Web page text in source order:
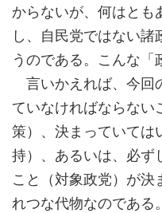
からないが、何はとも
し、自民党ではない
うのである。こんな「
言いかえれば、今回
ていなければならない
策）、決まっていては
持）、あるいは、必ず
こと（対象政党）が決
れつな代物なのである